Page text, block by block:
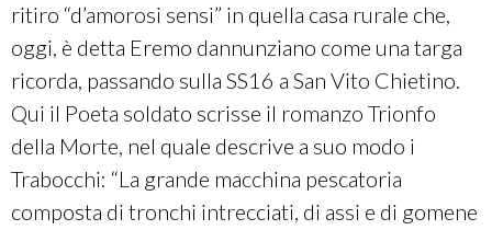
ritiro “d’amorosi sensi” in quella casa rurale che,
oggi, è detta Eremo dannunziano come una targa
ricorda, passando sulla SS16 a San Vito Chietino.
Qui il Poeta soldato scrisse il romanzo Trionfo
della Morte, nel quale descrive a suo modo i
Trabocchi: “La grande macchina pescatoria
composta di tronchi intrecciati, di assi e di gomene